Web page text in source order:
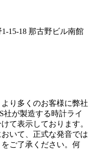
15-18 那古野ビル南館
り多くのお客様に弊社
社が製造する時計ライ
て表示しております。
いて、正式な発音では
ご了承ください。何